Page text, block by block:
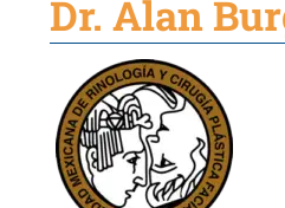
Dr. Alan